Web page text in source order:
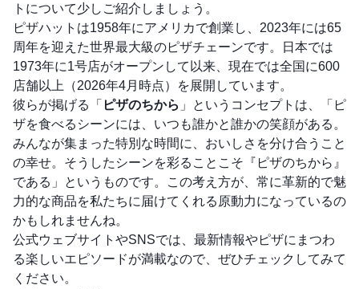
トについて少しご紹介しましょう。
ピザハットは1958年にアメリカで創業し、2023年には65
周年を迎えた世界最大級のピザチェーンです。日本では
1973年に1号店がオープンして以来、現在では全国に600
店舗以上（2026年4月時点）を展開しています。
彼らが掲げる「 ピザのちから 」というコンセプトは、「ピ
ザを食べるシーンには、いつも誰かと誰かの笑顔がある。
みんなが集まった特別な時間に、おいしさを分け合うこと
の幸せ。そうしたシーンを彩ることこそ『ピザのちから』
である」というものです。この考え方が、常に革新的で魅
力的な商品を私たちに届けてくれる原動力になっているの
かもしれませんね。
公式ウェブサイトやSNSでは、最新情報やピザにまつわ
る楽しいエピソードが満載なので、ぜひチェックしてみて
ください。